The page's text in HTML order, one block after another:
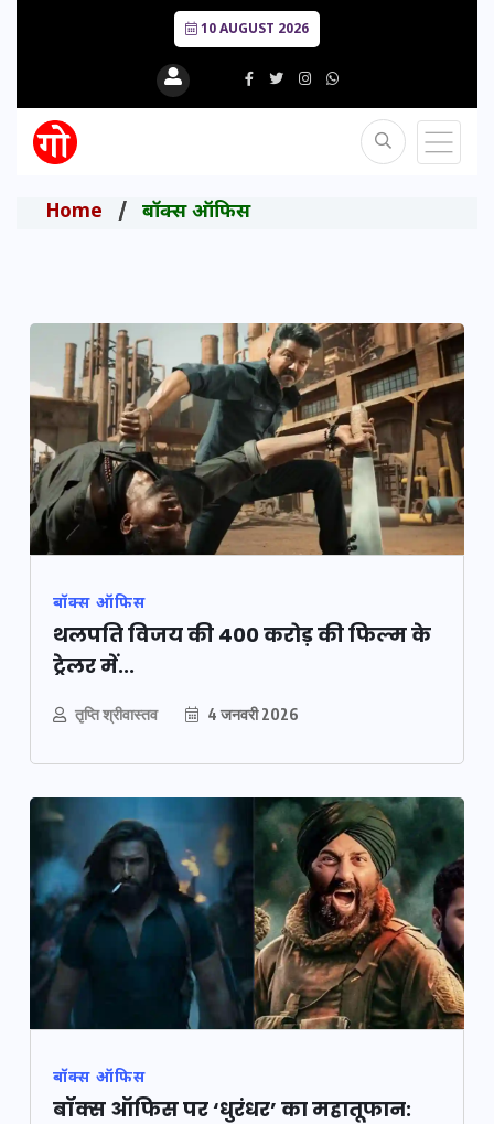
10 AUGUST 2026
Home बॉक्स ऑफिस
बॉक्स ऑफिस
थलपति विजय की 400 करोड़ की फिल्म के
ट्रेलर में...
तृप्ति श्रीवास्तव 4 जनवरी 2026
बॉक्स ऑफिस
बॉक्स ऑफिस पर ‘धुरंधर’ का महातूफान: